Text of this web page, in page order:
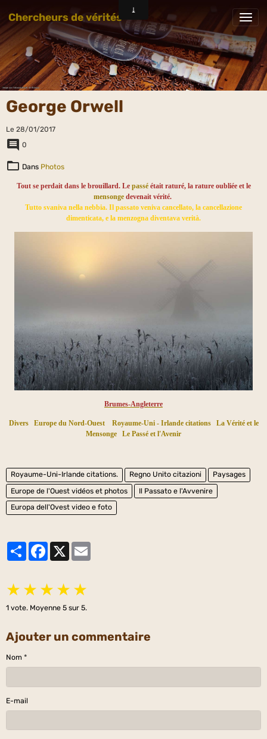
Chercheurs de vérités
George Orwell
Le 28/01/2017
0
Dans Photos
Tout se perdait dans le brouillard. Le passéétait raturé, la rature oubliée et le
mensonge devenait vérité.
Tutto svaniva nella nebbia. Il passato veniva cancellato, la cancellazione
dimenticata, e la menzogna diventava verità.
Brumes-Angleterre
Divers Europe du Nord-Ouest Royaume-Uni - Irlande citations
La Vérité et le
Mensonge
Le Passé et l'Avenir
Royaume-Uni-Irlande citations. Regno Unito citazioni
Paysages
Europe de l'Ouest vidéos et photos
Il Passato e l'Avvenire
Europa dell'Ovest video e foto
PartagerFacebook
★ ★ ★ ★ ★
1 vote. Moyenne 5 sur 5.
Ajouter un commentaire
Nom
E-mail